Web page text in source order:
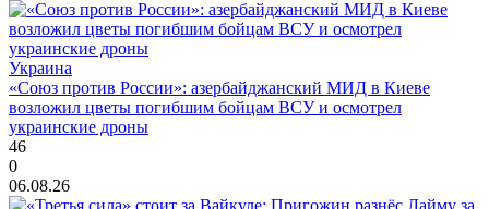
Украина
«Союз против России»: азербайджанский МИД в Киеве
возложил цветы погибшим бойцам ВСУ и осмотрел
украинские дроны
46
0
06.08.26